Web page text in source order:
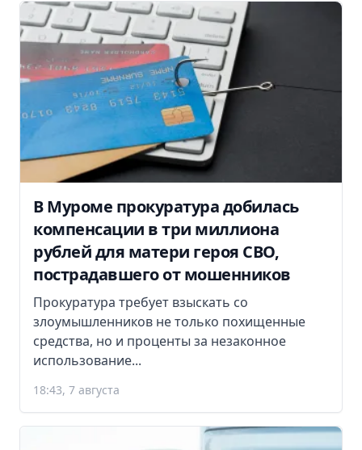
В Муроме прокуратура добилась
компенсации в три миллиона
рублей для матери героя СВО,
пострадавшего от мошенников
Прокуратура требует взыскать со
злоумышленников не только похищенные
средства, но и проценты за незаконное
использование...
18:43, 7 августа